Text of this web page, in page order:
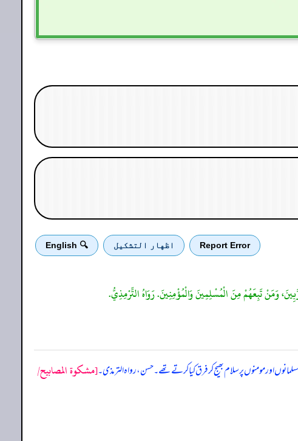
Report Error اظهار التشكيل 🔍 English
اور مومنوں پر سلام بھیج کر فرق کیا کرتے تھے۔ حسن، رواہ الترمذی۔[مشكوة المصابيح/